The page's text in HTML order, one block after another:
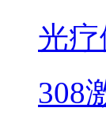
光
308